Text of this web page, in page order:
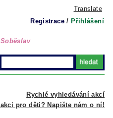
Translate
Registrace / Přihlášení
Soběslav
Rychlé vyhledávání akcí
akci pro děti? Napište nám o ní!